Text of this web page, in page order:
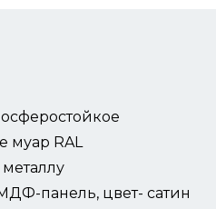
муар RAL
панель, цвет- сатин